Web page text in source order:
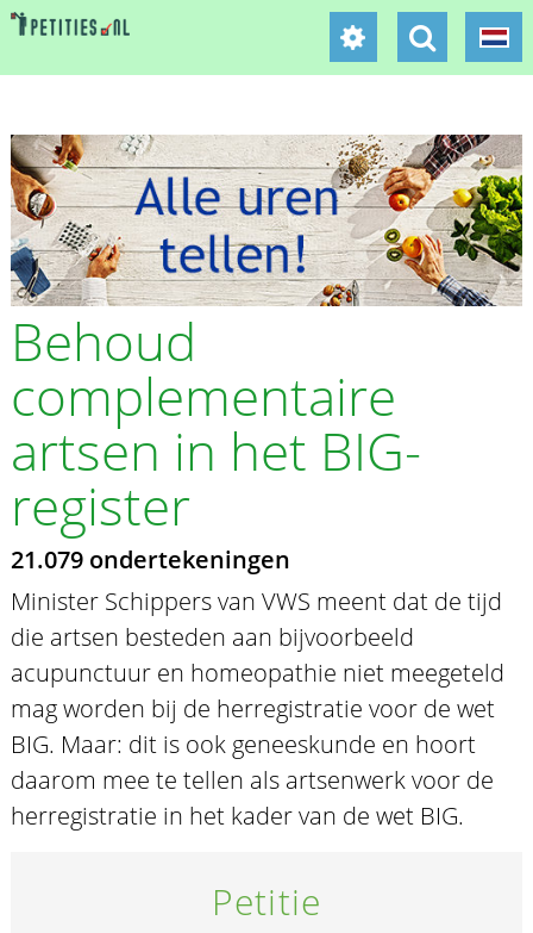
Behoud
complementaire
artsen in het BIG-
register
21.079 ondertekeningen
Minister Schippers van VWS meent dat de tijd
die artsen besteden aan bijvoorbeeld
acupunctuur en homeopathie niet meegeteld
mag worden bij de herregistratie voor de wet
BIG. Maar: dit is ook geneeskunde en hoort
daarom mee te tellen als artsenwerk voor de
herregistratie in het kader van de wet BIG.
Petitie